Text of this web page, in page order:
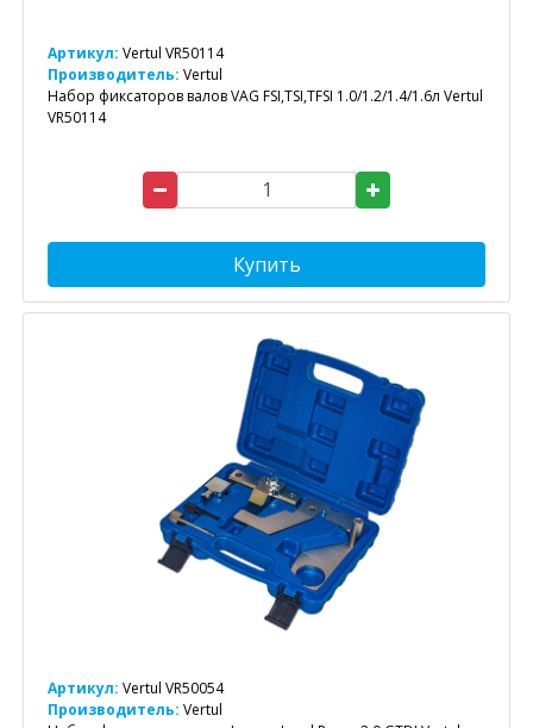
Артикул: Vertul VR50114
Производитель: Vertul
Набор фиксаторов валов VAG FSI,TSI,TFSI 1.0/1.2/1.4/1.6л Vertul
VR50114
Купить
Артикул: Vertul VR50054
Производитель: Vertul